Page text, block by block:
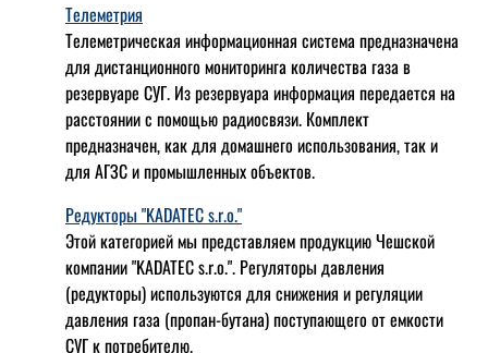
Телеметрия
Телеметрическая информационная система предназначена
для дистанционного мониторинга количества газа в
резервуаре СУГ. Из резервуара информация передается на
расстоянии с помощью радиосвязи. Комплект
предназначен, как для домашнего использования, так и
для АГЗС и промышленных объектов.
Редукторы "KADATEC s.r.o."
Этой категорией мы представляем продукцию Чешской
компании "KADATEC s.r.o.". Регуляторы давления
(редукторы) используются для снижения и регуляции
давления газа (пропан-бутана) поступающего от емкости
СУГ к потребителю.